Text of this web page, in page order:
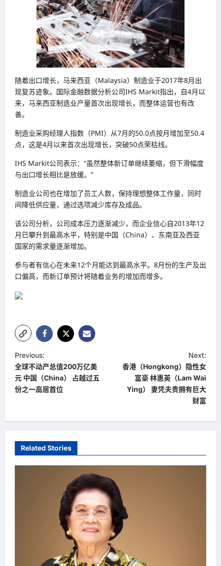
随着出口增长，马来西亚（Malaysia）制造业于2017年8月出
现复苏迹象。国际金融数据分析公司IHS Markit指出，自4月以
来，马来西亚制造业产量首次出现增长，而整体运营也有改
善。
制造业采购经理人指数（PMI）从7月的50.0点按月增加至50.4
点，这是4月以来首次出现增长，突破50点荣枯线。
IHS Markit公司表示：“虽然整体新订单继续萎缩，但下滑幅度
与出口增长相比是放缓。”
制造业公司也在增加了员工人数，保持理想整体工作量，同时
间降低供应量，通过选项减少库存及成品。
该公司分析，公司成本压力逐渐减少，而企业信心自2013年12
月已攀升到最高水平，特别是中国（China）、东南亚及西亚
国家的需求量逐渐增加。
参与者有信心在未来12个月能达到最高水平。8月份的生产及出
口偏高，而新订单预计将随着业务的增加而增多。
P
o
s
n
i
Previous:
全球不动产总值200万亿美
元 中国（China） 占越过五
份之一高居首位
Next:
香港（Hongkong）隐性女
富豪 林惠英（Lam Wai
Ying） 妻凭夫贵拥有巨大
财富
Related Stories